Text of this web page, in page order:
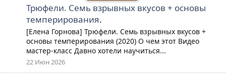
Трюфели. Семь взрывных вкусов + основы
темперирования.
[Елена Горнова] Трюфели. Семь взрывных вкусов +
основы темперирования (2020) О чем этот Видео
мастер-класс Давно хотели научиться...
22 Июн 2026